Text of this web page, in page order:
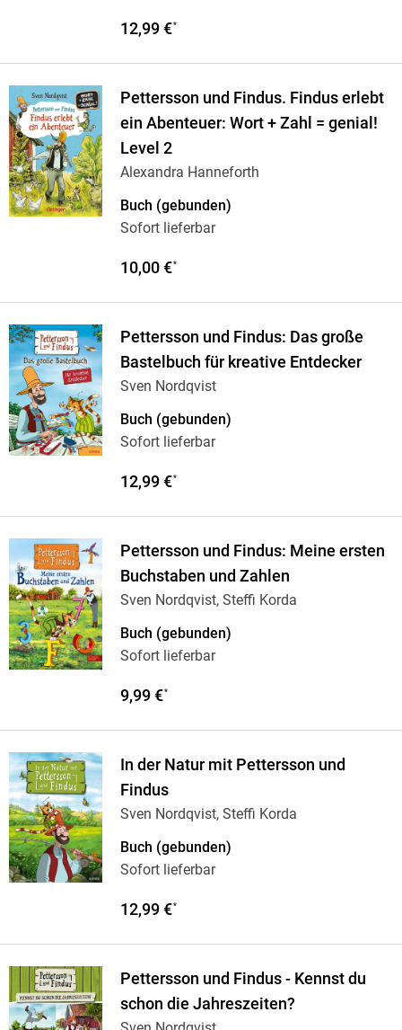
12,99 €*
Pettersson und Findus. Findus erlebt
ein Abenteuer: Wort + Zahl = genial!
Level 2
Alexandra Hanneforth
Buch (gebunden)
Sofort lieferbar
10,00 €*
Pettersson und Findus: Das große
Bastelbuch für kreative Entdecker
Sven Nordqvist
Buch (gebunden)
Sofort lieferbar
12,99 €*
Pettersson und Findus: Meine ersten
Buchstaben und Zahlen
Sven Nordqvist, Steffi Korda
Buch (gebunden)
Sofort lieferbar
9,99 €*
In der Natur mit Pettersson und
Findus
Sven Nordqvist, Steffi Korda
Buch (gebunden)
Sofort lieferbar
12,99 €*
Pettersson und Findus - Kennst du
schon die Jahreszeiten?